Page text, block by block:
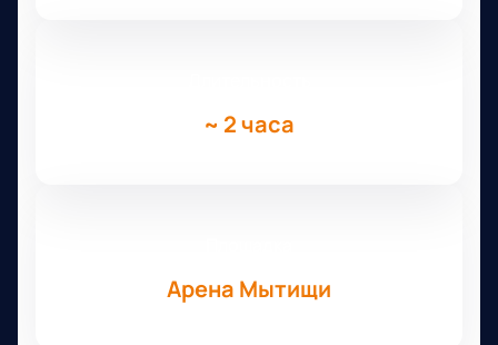
~ 2 часа
Арена Мытищи